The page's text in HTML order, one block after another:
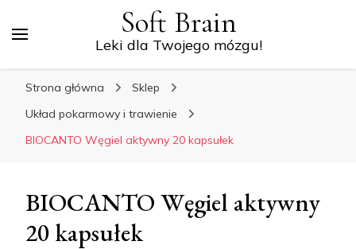
Soft Brain
Leki dla Twojego mózgu!
Strona główna
Sklep
Układ pokarmowy i trawienie
BIOCANTO Węgiel aktywny 20 kapsułek
BIOCANTO Węgiel aktywny
20 kapsułek